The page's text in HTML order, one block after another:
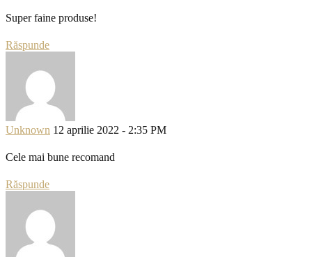
Super faine produse!
Răspunde
Unknown 12 aprilie 2022 - 2:35 PM
Cele mai bune recomand
Răspunde